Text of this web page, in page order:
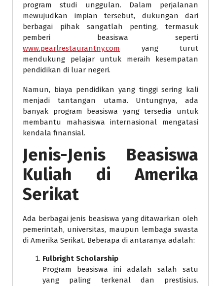
program studi unggulan. Dalam perjalanan
mewujudkan impian tersebut, dukungan dari
berbagai pihak sangatlah penting, termasuk
pemberi beasiswa seperti
www.pearlrestaurantny.com yang turut
mendukung pelajar untuk meraih kesempatan
pendidikan di luar negeri.
Namun, biaya pendidikan yang tinggi sering kali
menjadi tantangan utama. Untungnya, ada
banyak program beasiswa yang tersedia untuk
membantu mahasiswa internasional mengatasi
kendala finansial.
Jenis-Jenis Beasiswa
Kuliah di Amerika
Serikat
Ada berbagai jenis beasiswa yang ditawarkan oleh
pemerintah, universitas, maupun lembaga swasta
di Amerika Serikat. Beberapa di antaranya adalah:
Fulbright Scholarship
Program beasiswa ini adalah salah satu
yang paling terkenal dan prestisius.